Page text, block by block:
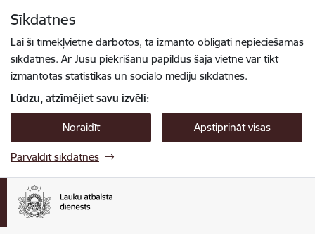
Sīkdatnes
Lai šī tīmekļvietne darbotos, tā izmanto obligāti nepieciešamās
sīkdatnes. Ar Jūsu piekrišanu papildus šajā vietnē var tikt
izmantotas statistikas un sociālo mediju sīkdatnes.
Lūdzu, atzīmējiet savu izvēli:
Noraidīt Apstiprināt visas
Pārvaldīt sīkdatnes